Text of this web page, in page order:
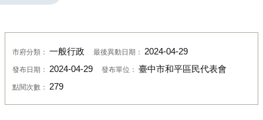
市府分類： 一般行政 最後異動日期： 2024-04-29
發布日期： 2024-04-29 發布單位： 臺中市和平區民代表會
點閱次數： 279